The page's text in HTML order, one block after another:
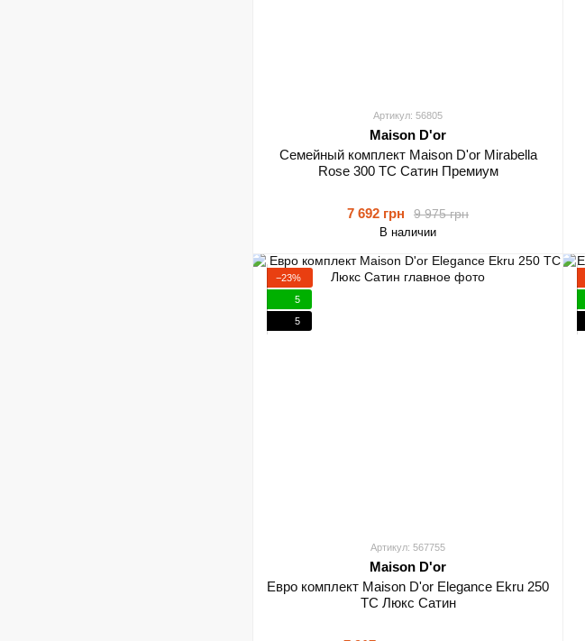
Артикул: 56805
Maison D'or
Семейный комплект Maison D'or Mirabella
Rose 300 TC Сатин Премиум
9 975 грн
7 692 грн
В наличии
−23%
5
5
Артикул: 567755
Maison D'or
Евро комплект Maison D'or Elegance Ekru 250
TC Люкс Сатин